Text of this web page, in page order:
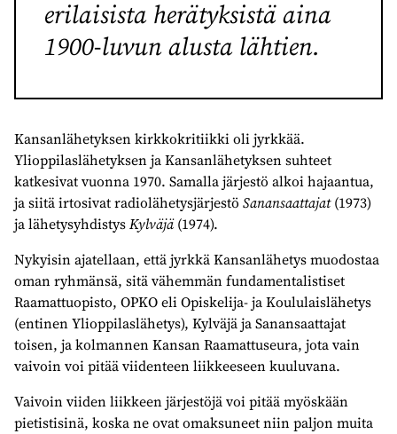
erilaisista herätyksistä aina
1900-luvun alusta lähtien.
Kansanlähetyksen kirkkokritiikki oli jyrkkää.
Ylioppilaslähetyksen ja Kansanlähetyksen suhteet
katkesivat vuonna 1970. Samalla järjestö alkoi hajaantua,
ja siitä irtosivat radiolähetysjärjestö Sanansaattajat(1973)
ja lähetysyhdistysKylväjä(1974).
Nykyisin ajatellaan, että jyrkkä Kansanlähetys muodostaa
oman ryhmänsä, sitä vähemmän fundamentalistiset
Raamattuopisto, OPKO eli Opiskelija- ja Koululaislähetys
(entinen Ylioppilaslähetys), Kylväjä ja Sanansaattajat
toisen, ja kolmannen Kansan Raamattuseura, jota vain
vaivoin voi pitää viidenteen liikkeeseen kuuluvana.
Vaivoin viiden liikkeen järjestöjä voi pitää myöskään
pietistisinä, koska ne ovat omaksuneet niin paljon muita